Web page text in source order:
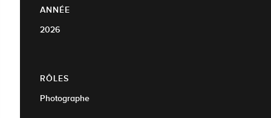
ANNÉE
2026
RÔLES
Photographe